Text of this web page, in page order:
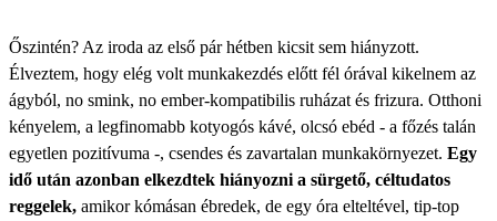
Őszintén? Az iroda az első pár hétben kicsit sem hiányzott.
Élveztem, hogy elég volt munkakezdés előtt fél órával kikelnem az
ágyból, no smink, no ember-kompatibilis ruházat és frizura. Otthoni
kényelem, a legfinomabb kotyogós kávé, olcsó ebéd - a főzés talán
egyetlen pozitívuma -, csendes és zavartalan munkakörnyezet. Egy
idő után azonban elkezdtek hiányozni a sürgető, céltudatos
reggelek, amikor kómásan ébredek, de egy óra elteltével, tip-top